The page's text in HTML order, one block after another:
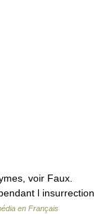
voir Faux.
l insurrection
en Français